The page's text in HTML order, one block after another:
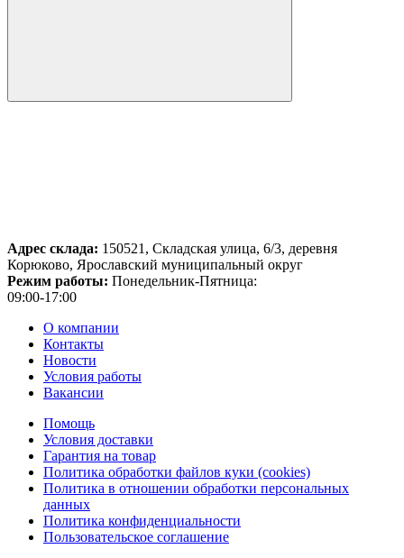
Адрес склада: 150521, Складская улица, 6/3, деревня
Корюково, Ярославский муниципальный округ
Режим работы: Понедельник-Пятница:
09:00-17:00
О компании
Контакты
Новости
Условия работы
Вакансии
Помощь
Условия доставки
Гарантия на товар
Политика обработки файлов куки (cookies)
Политика в отношении обработки персональных
данных
Политика конфиденциальности
Пользовательское соглашение